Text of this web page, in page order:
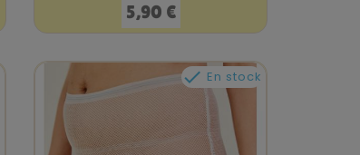
Prix
5,90 €
 En stock